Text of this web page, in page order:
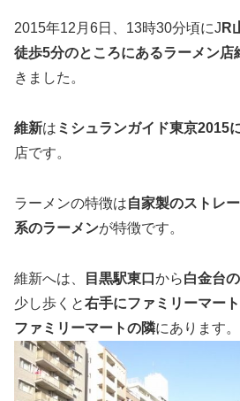
2015年12月6日、13時30分頃にJ R
徒歩5分のところにあるラーメン店
きました。
維新は ミシュランガイド東京2015
店です。
ラーメンの特徴は自家製のストレ
系のラーメンが特徴です。
維新へは、 目黒駅東口 から白金台
少し歩くと右手にファミリーマート
ファミリーマートの隣にあります。